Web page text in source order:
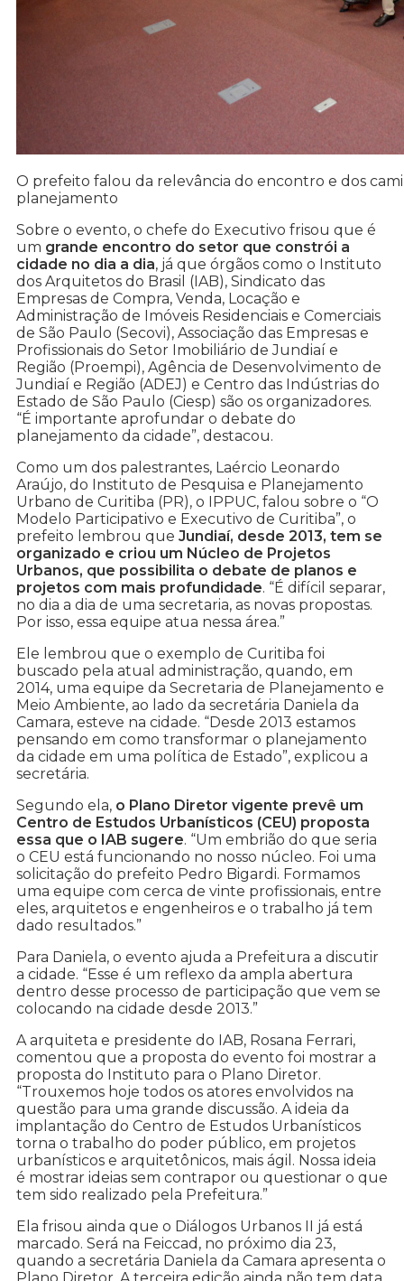
O prefeito falou da relevância do encontro e dos
planejamento
Sobre o evento, o chefe do Executivo frisou que é
um grande encontro do setor que constrói a
cidade no dia a dia, já que órgãos como o Instituto
dos Arquitetos do Brasil (IAB), Sindicato das
Empresas de Compra, Venda, Locação e
Administração de Imóveis Residenciais e Comerciais
de São Paulo (Secovi), Associação das Empresas e
Profissionais do Setor Imobiliário de Jundiaí e
Região (Proempi), Agência de Desenvolvimento de
Jundiaí e Região (ADEJ) e Centro das Indústrias do
Estado de São Paulo (Ciesp) são os organizadores.
“É importante aprofundar o debate do
planejamento da cidade”, destacou.
Como um dos palestrantes, Laércio Leonardo
Araújo, do Instituto de Pesquisa e Planejamento
Urbano de Curitiba (PR), o IPPUC, falou sobre o “O
Modelo Participativo e Executivo de Curitiba”, o
prefeito lembrou que Jundiaí, desde 2013, tem se
organizado e criou um Núcleo de Projetos
Urbanos, que possibilita o debate de planos e
projetos com mais profundidade. “É difícil separar,
no dia a dia de uma secretaria, as novas propostas.
Por isso, essa equipe atua nessa área.”
Ele lembrou que o exemplo de Curitiba foi
buscado pela atual administração, quando, em
2014, uma equipe da Secretaria de Planejamento e
Meio Ambiente, ao lado da secretária Daniela da
Camara, esteve na cidade. “Desde 2013 estamos
pensando em como transformar o planejamento
da cidade em uma política de Estado”, explicou a
secretária.
Segundo ela, o Plano Diretor vigente prevê um
Centro de Estudos Urbanísticos (CEU) proposta
essa que o IAB sugere. “Um embrião do que seria
o CEU está funcionando no nosso núcleo. Foi uma
solicitação do prefeito Pedro Bigardi. Formamos
uma equipe com cerca de vinte profissionais, entre
eles, arquitetos e engenheiros e o trabalho já tem
dado resultados.”
Para Daniela, o evento ajuda a Prefeitura a discutir
a cidade. “Esse é um reflexo da ampla abertura
dentro desse processo de participação que vem se
colocando na cidade desde 2013.”
A arquiteta e presidente do IAB, Rosana Ferrari,
comentou que a proposta do evento foi mostrar a
proposta do Instituto para o Plano Diretor.
“Trouxemos hoje todos os atores envolvidos na
questão para uma grande discussão. A ideia da
implantação do Centro de Estudos Urbanísticos
torna o trabalho do poder público, em projetos
urbanísticos e arquitetônicos, mais ágil. Nossa ideia
é mostrar ideias sem contrapor ou questionar o que
tem sido realizado pela Prefeitura.”
Ela frisou ainda que o Diálogos Urbanos II já está
marcado. Será na Feiccad, no próximo dia 23,
quando a secretária Daniela da Camara apresenta o